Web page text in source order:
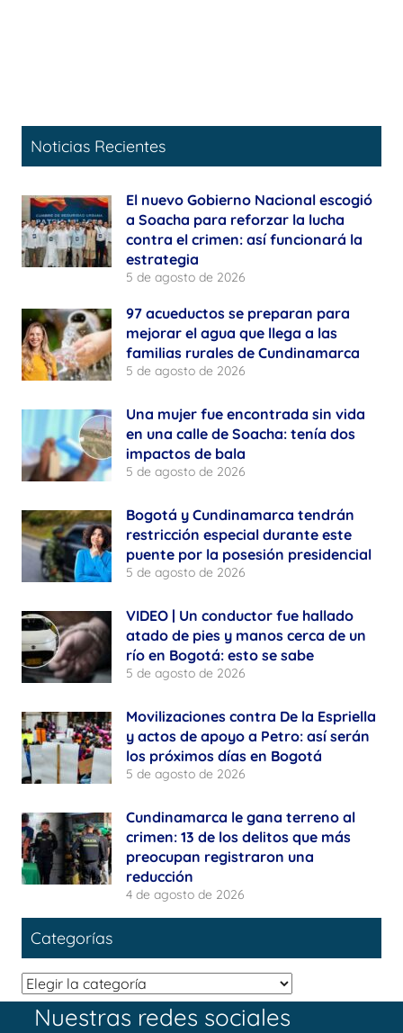
Noticias Recientes
El nuevo Gobierno Nacional escogió
a Soacha para reforzar la lucha
contra el crimen: así funcionará la
estrategia
5 de agosto de 2026
97 acueductos se preparan para
mejorar el agua que llega a las
familias rurales de Cundinamarca
5 de agosto de 2026
Una mujer fue encontrada sin vida
en una calle de Soacha: tenía dos
impactos de bala
5 de agosto de 2026
Bogotá y Cundinamarca tendrán
restricción especial durante este
puente por la posesión presidencial
5 de agosto de 2026
VIDEO | Un conductor fue hallado
atado de pies y manos cerca de un
río en Bogotá: esto se sabe
5 de agosto de 2026
Movilizaciones contra De la Espriella
y actos de apoyo a Petro: así serán
los próximos días en Bogotá
5 de agosto de 2026
Cundinamarca le gana terreno al
crimen: 13 de los delitos que más
preocupan registraron una
reducción
4 de agosto de 2026
Categorías
Categorías
Nuestras redes sociales